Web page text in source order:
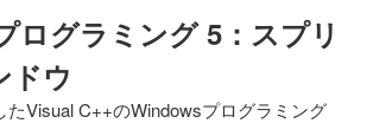
ログラミング 5：スプリ
ドウ
たVisual C++のWindowsプログラミング